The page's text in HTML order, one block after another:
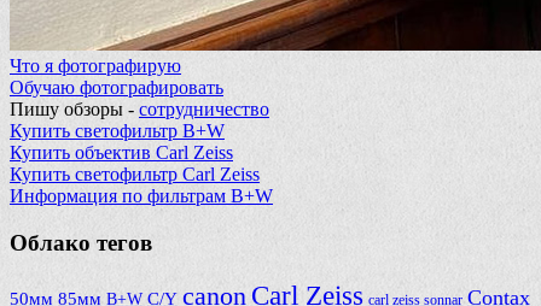
Что я фотографирую
Обучаю фотографировать
Пишу обзоры - сотрудничество
Купить светофильтр B+W
Купить объектив Carl Zeiss
Купить светофильтр Carl Zeiss
Информация по фильтрам B+W
Облако тегов
50мм 85мм B+W C/Y canon Carl Zeiss carl zeiss sonnar Contax